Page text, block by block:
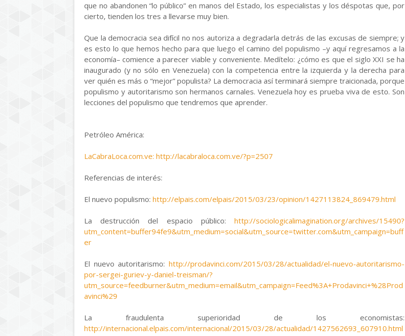
que no abandonen “lo público” en manos del Estado, los especialistas y los déspotas que, por
cierto, tienden los tres a llevarse muy bien.
Que la democracia sea difícil no nos autoriza a degradarla detrás de las excusas de siempre; y
es esto lo que hemos hecho para que luego el camino del populismo –y aquí regresamos a la
economía– comience a parecer viable y conveniente. Medítelo: ¿cómo es que el siglo XXI se ha
inaugurado (y no sólo en Venezuela) con la competencia entre la izquierda y la derecha para
ver quién es más o “mejor” populista? La democracia así terminará siempre traicionada, porque
populismo y autoritarismo son hermanos carnales. Venezuela hoy es prueba viva de esto. Son
lecciones del populismo que tendremos que aprender.
Petróleo América:
LaCabraLoca.com.ve: http://lacabraloca.com.ve/?p=2507
Referencias de interés:
El nuevo populismo: http://elpais.com/elpais/2015/03/23/opinion/1427113824_869479.html
La destrucción del espacio público: http://sociologicalimagination.org/archives/15490?
utm_content=buffer94fe9&utm_medium=social&utm_source=twitter.com&utm_campaign=buff
er
El nuevo autoritarismo: http://prodavinci.com/2015/03/28/actualidad/el-nuevo-autoritarismo-
por-sergei-guriev-y-daniel-treisman/?
utm_source=feedburner&utm_medium=email&utm_campaign=Feed%3A+Prodavinci+%28Prod
avinci%29
La fraudulenta superioridad de los economistas:
http://internacional.elpais.com/internacional/2015/03/28/actualidad/1427562693_607910.html